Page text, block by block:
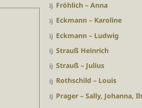
Fröhlich – Anna
Eckmann – Karoline
Eckmann – Ludwig
Strauß Heinrich
Strauß – Julius
Rothschild – Louis
Prager – Sally, Johanna,